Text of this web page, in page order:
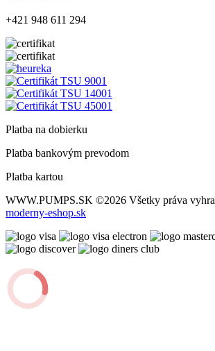
+421 948 611 294
Platba na dobierku
Platba bankovým prevodom
Platba kartou
WWW.PUMPS.SK ©2026 Všetky práva
moderny-eshop.sk